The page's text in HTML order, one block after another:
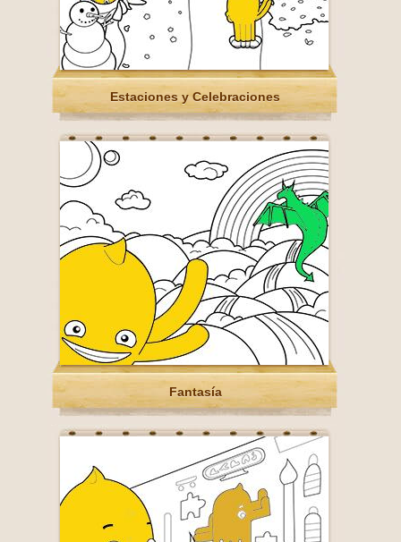
Estaciones y Celebraciones
Fantasía